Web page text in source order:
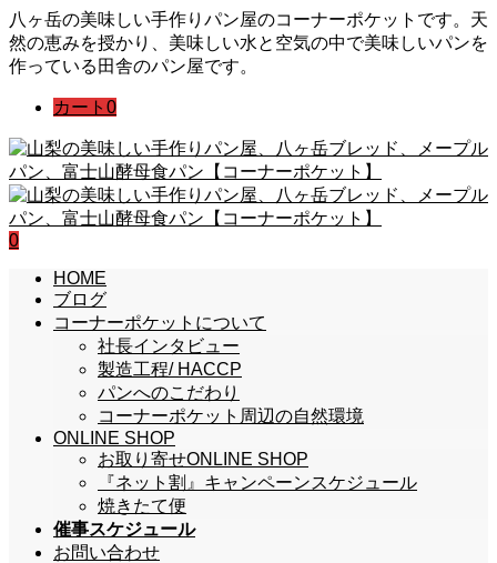
八ヶ岳の美味しい手作りパン屋のコーナーポケットです。天
然の恵みを授かり、美味しい水と空気の中で美味しいパンを
作っている田舎のパン屋です。
カート 0
0
HOME
ブログ
コーナーポケットについて
社長インタビュー
製造工程/ HACCP
パンへのこだわり
コーナーポケット周辺の自然環境
ONLINE SHOP
お取り寄せONLINE SHOP
『ネット割』キャンペーンスケジュール
焼きたて便
催事スケジュール
お問い合わせ